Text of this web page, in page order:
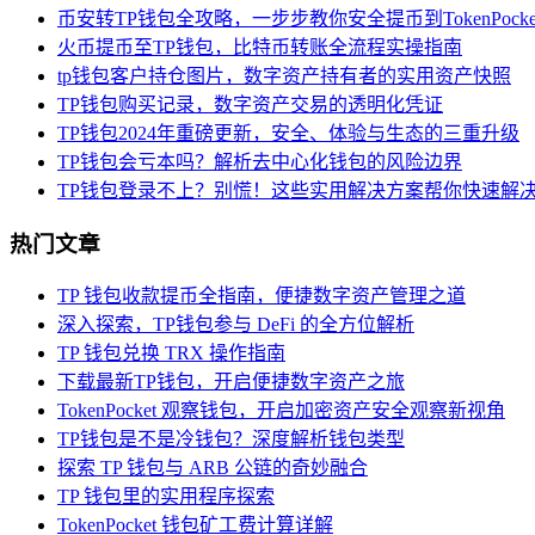
币安转TP钱包全攻略，一步步教你安全提币到
火币提币至TP钱包，比特币转账全流程实操指南
tp钱包客户持仓图片，数字资产持有者的实用资产快照
TP钱包购买记录，数字资产交易的透明化凭证
TP钱包2024年重磅更新，安全、体验与生态的三重升级
TP钱包会亏本吗？解析去中心化钱包的风险边界
TP钱包登录不上？别慌！这些实用解决方案帮你快速解
热门文章
TP 钱包收款提币全指南，便捷数字资产管理之道
深入探索，TP钱包参与 DeFi 的全方位解析
TP 钱包兑换 TRX 操作指南
下载最新TP钱包，开启便捷数字资产之旅
TokenPocket 观察钱包，开启加密资产安全观察新视角
TP钱包是不是冷钱包？深度解析钱包类型
探索 TP 钱包与 ARB 公链的奇妙融合
TP 钱包里的实用程序探索
TokenPocket 钱包矿工费计算详解